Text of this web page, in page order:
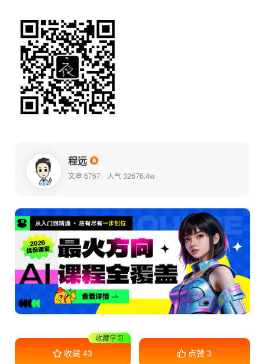
程远
文章 6767 人气 32676.4w
收藏 43
干货满满
点赞 3